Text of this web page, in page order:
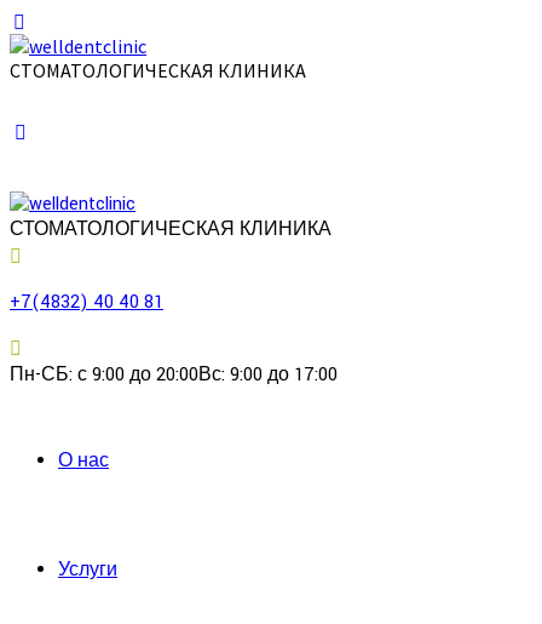
СТОМАТОЛОГИЧЕСКАЯ КЛИНИКА
СТОМАТОЛОГИЧЕСКАЯ КЛИНИКА
+7(4832) 40 40 81
Пн-СБ: с 9:00 до 20:00Вс: 9:00 до 17:00
О нас
Услуги